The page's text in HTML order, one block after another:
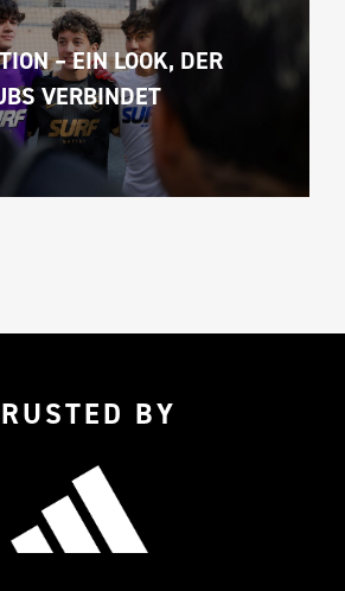
– EIN LOOK, DER
VERBINDET
BY